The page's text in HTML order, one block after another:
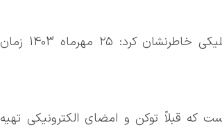
معاون بهرهبرداری و فروش سازمان جمعآوری و فروش اموال تملیکی خاطرنشان کرد: ۲۵ مهرماه 1403 زمان
که قبلاً توکن و امضای الکترونیکی تهیه